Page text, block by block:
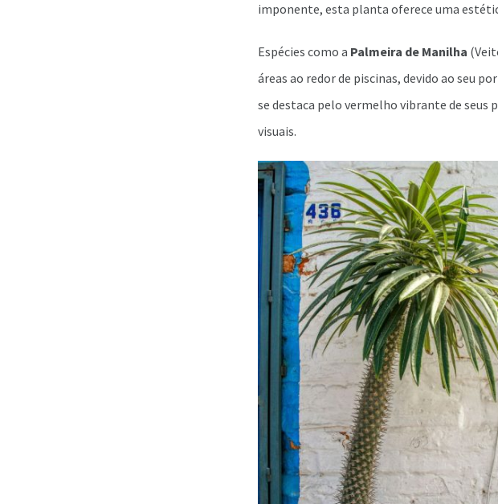
imponente, esta planta oferece uma
Espécies como a Palmeira de Manilha
áreas ao redor de piscinas, devido ao seu
se destaca pelo vermelho vibrante de seus
visuais.